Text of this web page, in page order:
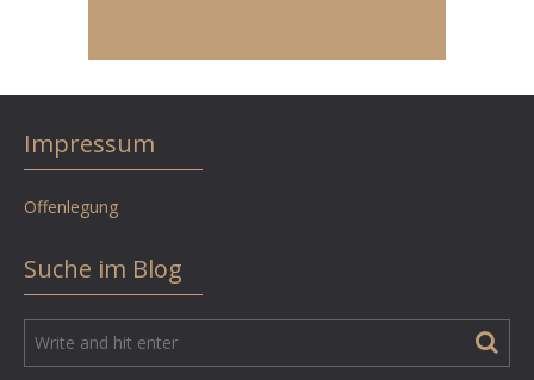
Impressum
Offenlegung
Suche im Blog